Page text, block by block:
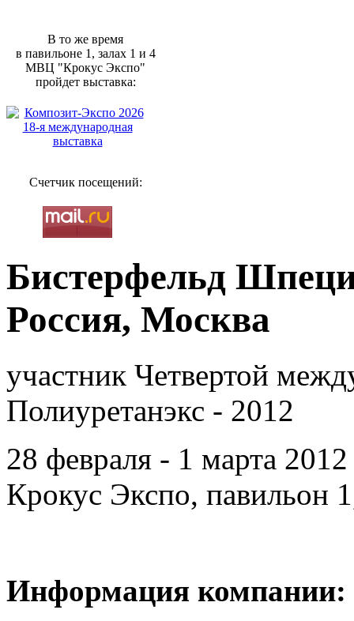
В то же время
в павильоне 1, залах 1 и 4
МВЦ "Крокус Экспо"
пройдет выставка:
Счетчик посещений:
Бистерфельд
Россия, Москва
участник Четвертой
Полиуретанэкс - 2012
28 февраля - 1 марта
Крокус Экспо, павильон
Информация компании: